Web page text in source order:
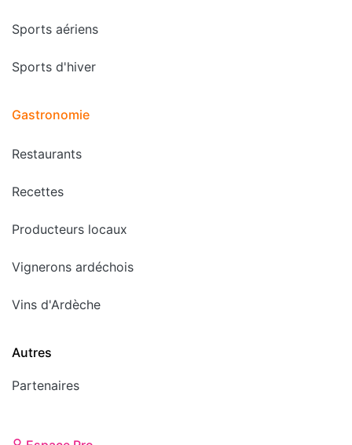
Sports aériens
Sports d'hiver
Gastronomie
Restaurants
Recettes
Producteurs locaux
Vignerons ardéchois
Vins d'Ardèche
Autres
Partenaires